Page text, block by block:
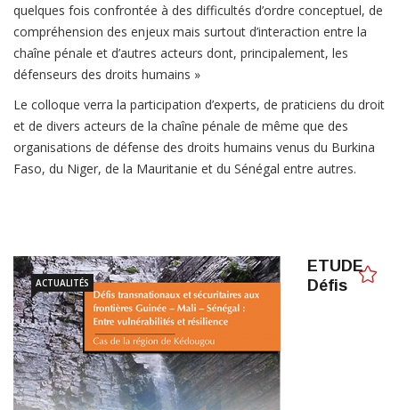
quelques fois confrontée à des difficultés d’ordre conceptuel, de
compréhension des enjeux mais surtout d’interaction entre la
chaîne pénale et d’autres acteurs dont, principalement, les
défenseurs des droits humains »
Le colloque verra la participation d’experts, de praticiens du droit
et de divers acteurs de la chaîne pénale de même que des
organisations de défense des droits humains venus du Burkina
Faso, du Niger, de la Mauritanie et du Sénégal entre autres.
ACTUALITÉS
ETUDE
Défis